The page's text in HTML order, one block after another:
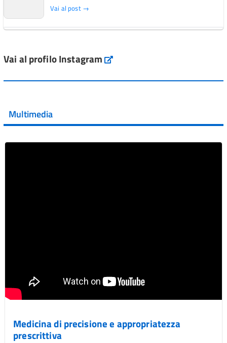
Vai al post →
Vai al post →
Vai al post →
Vai al profilo Instagram Instagram
Multimedia
Medicina di precisione e appropriatezza
prescrittiva